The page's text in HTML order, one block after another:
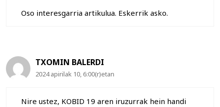
Oso interesgarria artikulua. Eskerrik asko.
TXOMIN BALERDI
2024 apirilak 10, 6:00(r)etan
Nire ustez, KOBID 19 aren iruzurrak hein handi